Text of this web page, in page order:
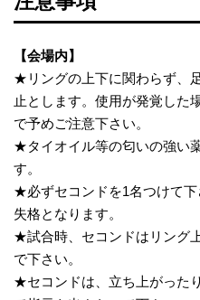
【会場内】
★リングの上下に関わらず、
止とします。使用が発覚した
で予めご注意下さい。
★タイオイル等の匂いの強い
す。
★必ずセコンドを1名つけて
失格となります。
★試合時、セコンドはリング
で下さい。
★セコンドは、立ち上がった